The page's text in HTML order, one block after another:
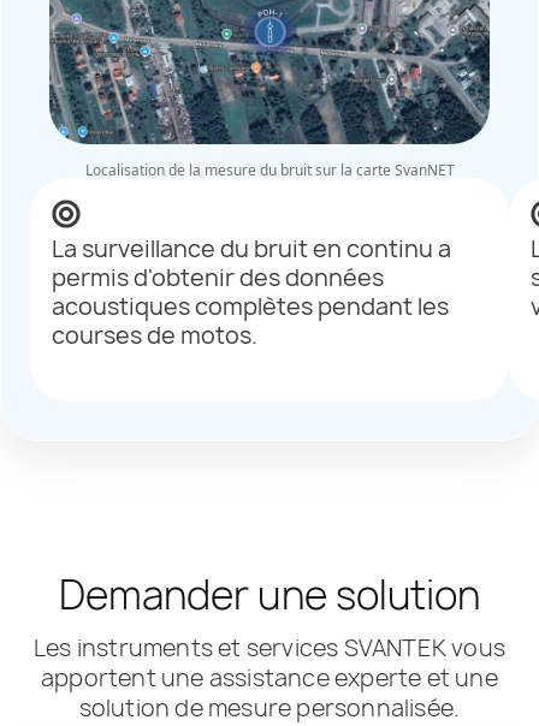
La surveillance du bruit en continu a
permis d'obtenir des données
acoustiques complètes pendant les
courses de motos.
Localisation de la mesure du bruit sur la carte SvanNET
Demander une solution
Les instruments et services SVANTEK vous
apportent une assistance experte et une
solution de mesure personnalisée.